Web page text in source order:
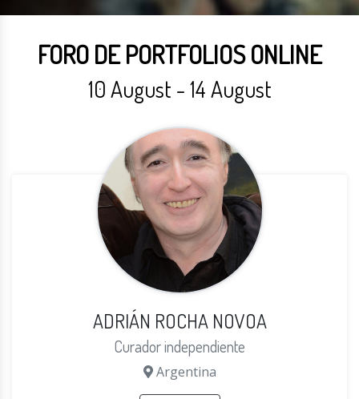
FORO DE PORTFOLIOS ONLINE
10 August - 14 August
ADRIÁN ROCHA NOVOA
Curador independiente
Argentina